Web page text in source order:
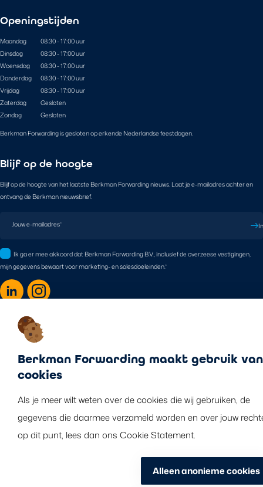
Berkman Forwarding maakt gebruik van
cookies
Als je meer wilt weten over de cookies die wij gebruiken, de
gegevens die daarmee verzameld worden en over jouw
op dit punt, lees dan ons Cookie Statement.
Alleen anonieme cookies
Openingstijden
Maandag
08:30 - 17:00 uur
Dinsdag
08:30 - 17:00 uur
Woensdag
08:30 - 17:00 uur
Donderdag
08:30 - 17:00 uur
Vrijdag
08:30 - 17:00 uur
Zaterdag
Gesloten
Zondag
Gesloten
Berkman Forwarding is gesloten op erkende Nederlandse feestdagen.
Blijf op de hoogte
Blijf op de hoogte van het laatste Berkman Forwarding nieuws. Laat je e-mailadres achter en
ontvang de Berkman nieuwsbrief.
Jouw e-mailadres*
Ik ga er mee akkoord dat Berkman Forwarding B.V., inclusief de overzeese vestigingen,
mijn gegevens bewaart voor marketing- en salesdoeleinden.*
©2026 Berkman Forwarding B.V. Alle rechten voorbehouden.
Disclaimer
Privacy statement